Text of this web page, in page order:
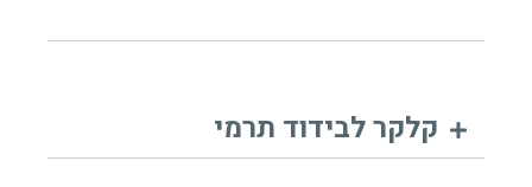
קלקר לבידוד תרמי